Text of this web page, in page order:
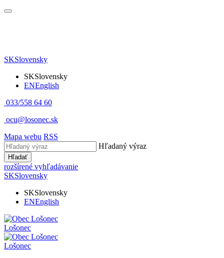
SKSlovensky
SKSlovensky
ENEnglish
033/558 64 60
ocu@losonec.sk
Mapa webu RSS
Hľadaný výraz
Hľadať
rozšírené vyhľadávanie
SKSlovensky
SKSlovensky
ENEnglish
Lošonec
Lošonec